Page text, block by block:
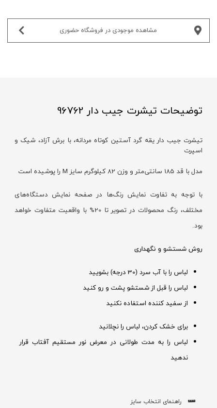
مشاهده موجودی در فروشگاه حضوری‌
توضیحات تیشرت جیب دار 96762
تیشرت جیب دار یقه گرد آستین کوتاه مردانه، با برش آزاد، شیک و
اسپرت
مدل با قد 185 سانتی‌متر و وزن 82 کیلوگرم سایز M را پوشیده است
با توجه به تفاوت نمایش رنگ‌ها در صفحه نمایش دستگاه‌های
مختلف، رنگ محصولات در تصویر تا 20% با واقعیت متفاوت خواهد
بود.
روش شستشو و نگهداری
لباس را با آب سرد (30 درجه) بشویید
لباس را قبل از شستشو پشت و رو کنید
از سفید کننده استفاده نکنید
برای خشک کردن، لباس را نچلانید
لباس را به مدت طولانی در معرض نور مستقیم آفتاب قرار
ندهید
راهنمای انتخاب سایز